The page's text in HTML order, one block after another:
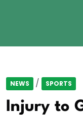
NEWS / SPORTS
Injury to